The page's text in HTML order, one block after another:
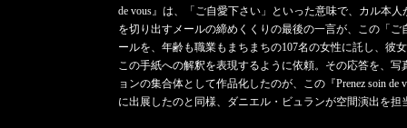
de vous』は、「ご自愛下さい」といった意味で、カル本
を切り出すメールの締めくくりの最後の一言が、この「
ールを、年齢も職業もまちまちの107名の女性に託し、彼
この手紙への解釈を表現するように依頼。その応答を、
ョンの集合体として作品化したのが、この『Prenez soin
に出展したのと同様、ダニエル・ビュランが空間演出を担